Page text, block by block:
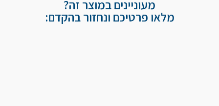
מעוניינים במוצר זה?
מלאו פרטיכם ונחזור בהקדם: